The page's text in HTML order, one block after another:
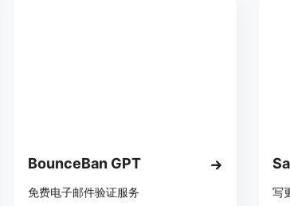
BounceBan GPT
免费电子邮件验证服务 写